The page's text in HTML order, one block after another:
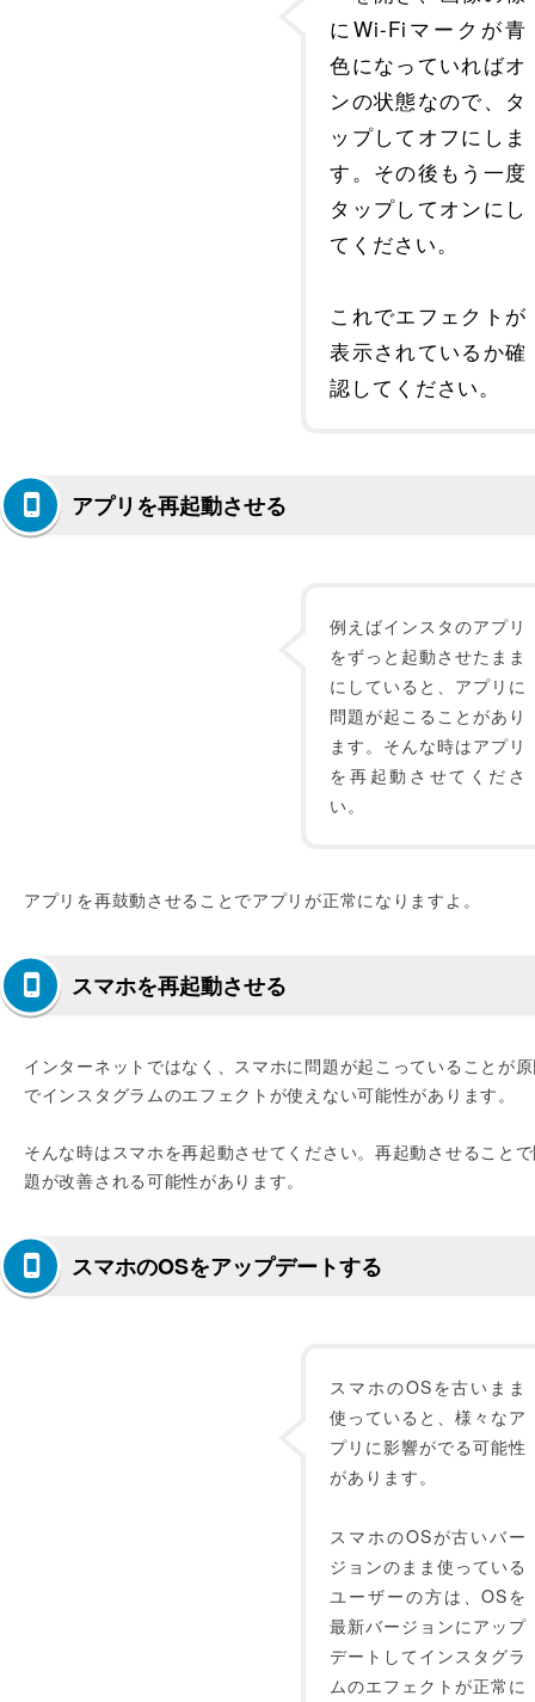
にWi-Fiマークが青
色になっていればオ
ンの状態なので、タ
ップしてオフにしま
す。その後もう一度
タップしてオンにし
てください。
これでエフェクトが
表示されているか確
認してください。
アプリを再起動させる
例えばインスタのアプリ
をずっと起動させたまま
にしていると、アプリに
問題が起こることがあり
ます。そんな時はアプリ
を再起動させてくださ
い。
アプリを再鼓動させることでアプリが正常になりますよ。
スマホを再起動させる
インターネットではなく、スマホに問題が起こっていることが
でインスタグラムのエフェクトが使えない可能性があります。
そんな時はスマホを再起動させてください。再起動させること
題が改善される可能性があります。
スマホのOSをアップデートする
スマホのOSを古いまま
使っていると、様々なア
プリに影響がでる可能性
があります。
スマホのOSが古いバー
ジョンのまま使っている
ユーザーの方は、OSを
最新バージョンにアップ
デートしてインスタグラ
ムのエフェクトが正常に